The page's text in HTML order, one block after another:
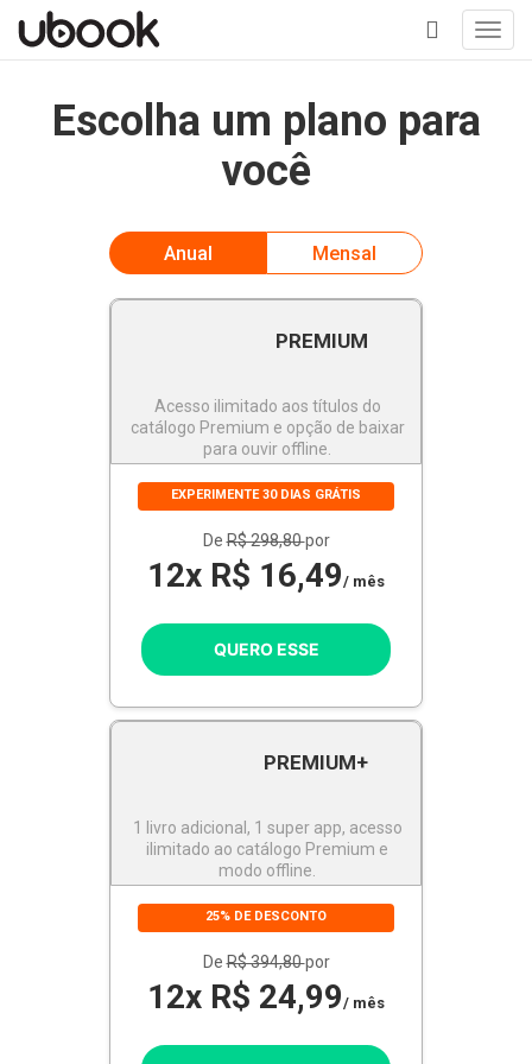
Escolha um plano para
você
Anual Mensal
PREMIUM
Acesso ilimitado aos títulos do
catálogo Premium e opção de baixar
para ouvir offline.
EXPERIMENTE 30 DIAS GRÁTIS
DeR$ 298,80por
12x R$ 16,49/ mês
QUERO ESSE
PREMIUM+
1 livro adicional, 1 super app, acesso
ilimitado ao catálogo Premium e
modo offline.
25% DE DESCONTO
DeR$ 394,80por
12x R$ 24,99/ mês